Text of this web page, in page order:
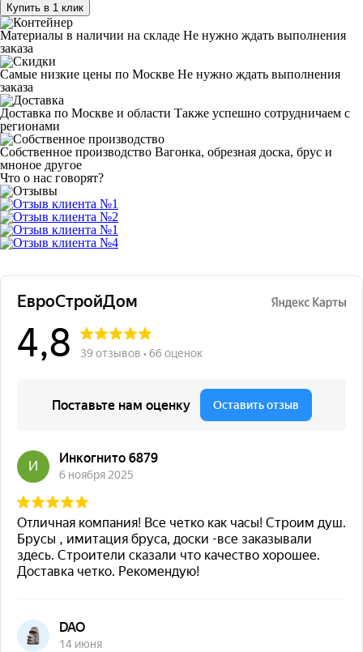
Купить в 1 клик
Материалы в наличии на складе Не нужно ждать выполнения
заказа
Самые низкие цены по Москве Не нужно ждать выполнения
заказа
Доставка по Москве и области Также успешно сотрудничаем с
регионами
Собственное производство Вагонка, обрезная доска, брус и
мноное другое
Что о нас говорят?